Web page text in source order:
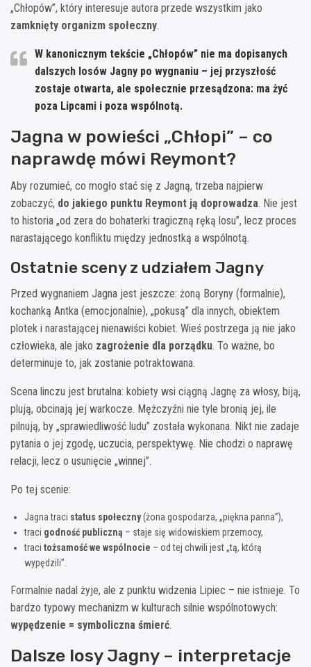
„Chłopów”, który interesuje autora przede wszystkim jako
zamknięty organizm społeczny.
W kanonicznym tekście „Chłopów” nie ma dopisanych
dalszych losów Jagny po wygnaniu – jej przyszłość
zostaje otwarta, ale społecznie przesądzona: ma żyć
poza Lipcami i poza wspólnotą.
Jagna w powieści „Chłopi” – co
naprawdę mówi Reymont?
Aby rozumieć, co mogło stać się z Jagną, trzeba najpierw
zobaczyć, do jakiego punktu Reymont ją doprowadza. Nie jest
to historia „od zera do bohaterki tragiczną ręką losu”, lecz proces
narastającego konfliktu między jednostką a wspólnotą.
Ostatnie sceny z udziałem Jagny
Przed wygnaniem Jagna jest jeszcze: żoną Boryny (formalnie),
kochanką Antka (emocjonalnie), „pokusą” dla innych, obiektem
plotek i narastającej nienawiści kobiet. Wieś postrzega ją nie jako
człowieka, ale jako zagrożenie dla porządku. To ważne, bo
determinuje to, jak zostanie potraktowana.
Scena linczu jest brutalna: kobiety wsi ciągną Jagnę za włosy, biją,
plują, obcinają jej warkocze. Mężczyźni nie tyle bronią jej, ile
pilnują, by „sprawiedliwość ludu” została wykonana. Nikt nie zadaje
pytania o jej zgodę, uczucia, perspektywę. Nie chodzi o naprawę
relacji, lecz o usunięcie „winnej”.
Po tej scenie:
Jagna traci status społeczny(żona gospodarza, „piękna panna”),
traci godność publiczną – staje się widowiskiem przemocy,
traci tożsamość we wspólnocie – od tej chwili jest „tą, którą
wypędzili”.
Formalnie nadal żyje, ale z punktu widzenia Lipiec – nie istnieje. To
bardzo typowy mechanizm w kulturach silnie wspólnotowych:
wypędzenie = symboliczna śmierć.
Dalsze losy Jagny – interpretacje